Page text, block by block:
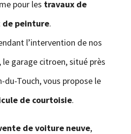
pour les travaux de
de peinture.
l’intervention de nos
garage citroen, situé près
du-Touch, vous propose le
de courtoisie.
de voiture neuve,